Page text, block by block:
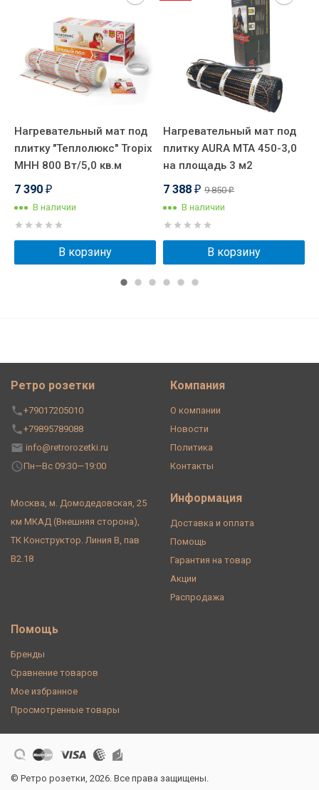
Нагревательный мат под
плитку "Теплолюкс" Tropix
МНН 800 Вт/5,0 кв.м
7 390 ₽
В наличии
В корзину
Нагревательный мат под
плитку AURA MTA 450-3,0
на площадь 3 м2
7 388 ₽ 9 850₽
В наличии
В корзину
Ретро розетки
+79017205010
+79895789088
info@retrorozetki.ru
Пн—Вс 09:30—19:00
Москва, м. Домодедовская, 25
км МКАД (Внешняя сторона),
ТК Конструктор. Линия В, пав
В2.18
Компания
О компании
Новости
Политика
Контакты
Информация
Доставка и оплата
Помощь
Гарантия на товар
Акции
Распродажа
Помощь
Бренды
Сравнение товаров
Мое избранное
Просмотренные товары
© Ретро розетки, 2026. Все права защищены.